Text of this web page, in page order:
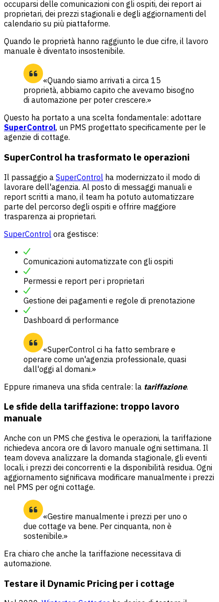
occuparsi delle comunicazioni con gli ospiti, dei report ai
proprietari, dei prezzi stagionali e degli aggiornamenti del
calendario su più piattaforme.
Quando le proprietà hanno raggiunto le due cifre, il lavoro
manuale è diventato insostenibile.
«Quando siamo arrivati a circa 15
proprietà, abbiamo capito che avevamo bisogno
di automazione per poter crescere.»
Questo ha portato a una scelta fondamentale: adottare
SuperControl, un PMS progettato specificamente per le
agenzie di cottage.
SuperControl ha trasformato le operazioni
Il passaggio a SuperControl ha modernizzato il modo di
lavorare dell'agenzia. Al posto di messaggi manuali e
report scritti a mano, il team ha potuto automatizzare
parte del percorso degli ospiti e offrire maggiore
trasparenza ai proprietari.
SuperControl ora gestisce:
Comunicazioni automatizzate con gli ospiti
Permessi e report per i proprietari
Gestione dei pagamenti e regole di prenotazione
Dashboard di performance
«SuperControl ci ha fatto sembrare e
operare come un'agenzia professionale, quasi
dall'oggi al domani.»
Eppure rimaneva una sfida centrale: la tariffazione.
Le sfide della tariffazione: troppo lavoro
manuale
Anche con un PMS che gestiva le operazioni, la tariffazione
richiedeva ancora ore di lavoro manuale ogni settimana. Il
team doveva analizzare la domanda stagionale, gli eventi
locali, i prezzi dei concorrenti e la disponibilità residua. Ogni
aggiornamento significava modificare manualmente i prezzi
nel PMS per ogni cottage.
«Gestire manualmente i prezzi per uno o
due cottage va bene. Per cinquanta, non è
sostenibile.»
Era chiaro che anche la tariffazione necessitava di
automazione.
Testare il Dynamic Pricing per i cottage